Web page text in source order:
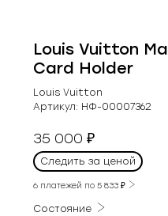
Louis Vuitton
Card Holder
Louis Vuitton
Артикул: НФ-00007362
35 000₽
Следить за ценой
6 платежей по5 833₽
Состояние